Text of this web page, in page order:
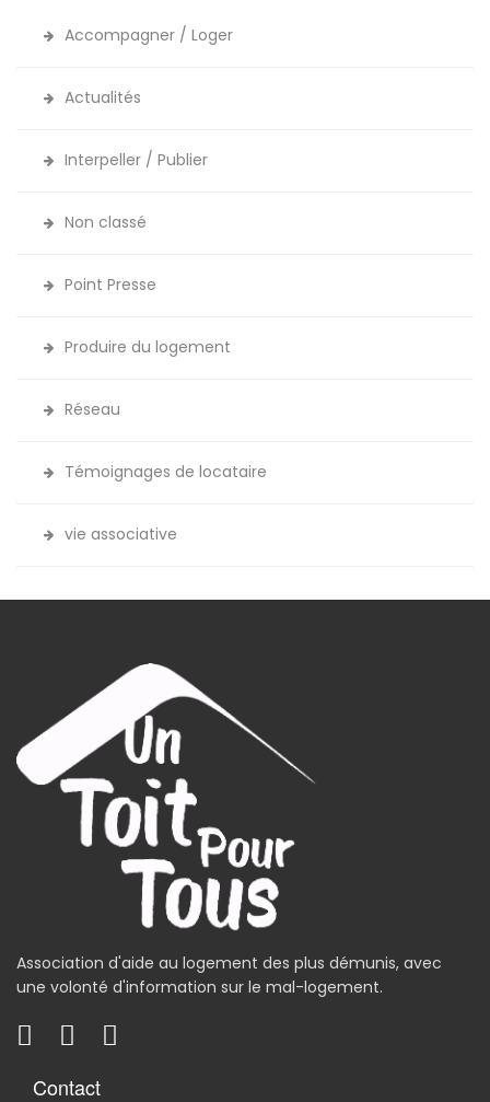
Accompagner / Loger
Actualités
Interpeller / Publier
Non classé
Point Presse
Produire du logement
Réseau
Témoignages de locataire
vie associative
Association d'aide au logement des plus démunis, avec
une volonté d'information sur le mal-logement.
Contact